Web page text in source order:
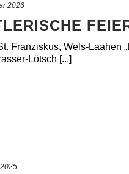
2026
Franziskus, Wels-Laahen
Lötsch [...]